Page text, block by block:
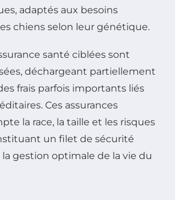
adaptés aux besoins
chiens selon leur génétique.
santé ciblées sont
déchargeant partiellement
frais parfois importants liés
Ces assurances
la race, la taille et les risques
un filet de sécurité
gestion optimale de la vie du